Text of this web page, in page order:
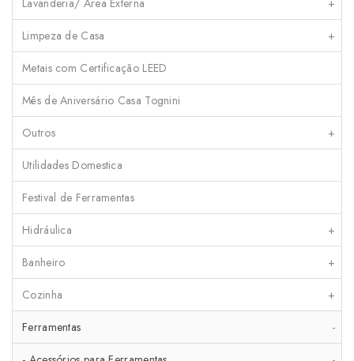
Lavanderia/ Área Externa +
Limpeza de Casa +
Metais com Certificação LEED
Mês de Aniversário Casa Tognini
Outros +
Utilidades Domestica
Festival de Ferramentas
Hidráulica +
Banheiro +
Cozinha +
Ferramentas -